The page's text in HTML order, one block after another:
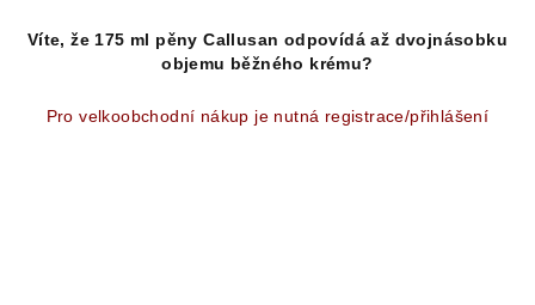
Víte, že 175 ml pěny Callusan odpovídá až dvojnásobku
objemu běžného krému?
Pro velkoobchodní nákup je nutná registrace/přihlášení